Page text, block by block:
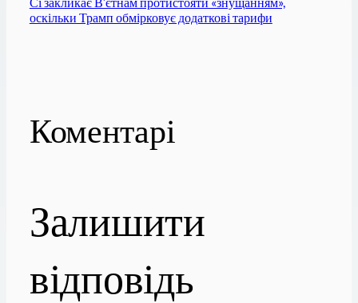
оскільки Трамп обмірковує додаткові тарифи
Коментарі
Залишити
відповідь